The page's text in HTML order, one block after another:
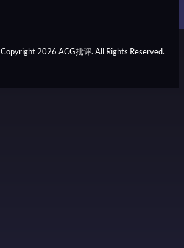
Copyright 2026 ACG批评. All Rights Reserved.